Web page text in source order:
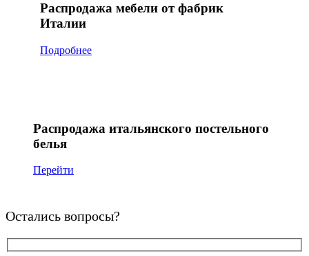
Распродажа мебели от фабрик
Италии
Подробнее
Распродажа итальянского постельного
белья
Перейти
Остались вопросы?